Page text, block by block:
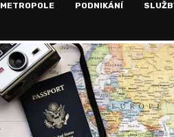
METROPOLE PODNIKÁNÍ